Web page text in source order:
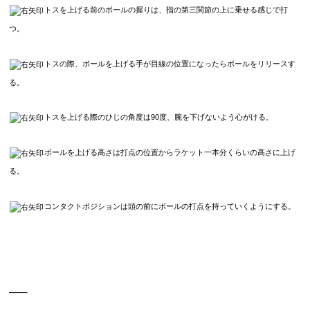
トスを上げる前のボールの握りは、指の第三関節の上に乗せる感じで打
つ。
トスの際、ボールを上げる手が目線の位置になったらボールをリリースす
る。
トスを上げる際のひじの角度は90度、腕を下げないよう心がける。
ボールを上げる高さは打点の位置からラケット一本分くらいの高さに上げ
る。
コンタクトポジションは頭の前にボールの打点を持っていくようにする。
—–